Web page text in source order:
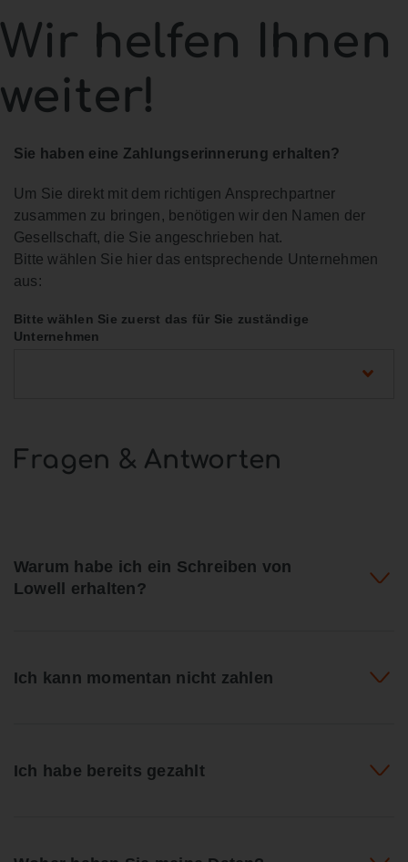
Wir helfen Ihnen
weiter!
Sie haben eine Zahlungserinnerung erhalten?
Um Sie direkt mit dem richtigen Ansprechpartner
zusammen zu bringen, benötigen wir den Namen der
Gesellschaft, die Sie angeschrieben hat.
Bitte wählen Sie hier das entsprechende Unternehmen
aus:
Bitte wählen Sie zuerst das für Sie zuständige
Unternehmen
Fragen & Antworten
Warum habe ich ein Schreiben von
Lowell erhalten?
Ich kann momentan nicht zahlen
Ich habe bereits gezahlt